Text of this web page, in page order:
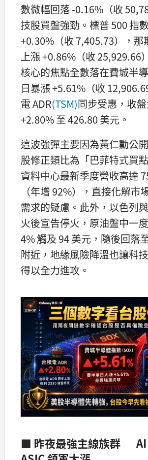
數微幅回落 -0.16%（收
技股買盤強勁。標普 500 指
+0.30%（收 7,405.73），那
上漲 +0.86%（收 25,929.66
核心的焦點全數落在費城半
日暴漲 +5.61%（收
電 ADR(TSM)同步受惠，收
+2.80% 至 426.80 美元。
這波強彈主要因為黃仁勳公
股修正類比為「巴菲特式買
資料中心最新季度營收高達
（年增 92%），直接化解市
需求的疑慮。此外，以色列
火後宣告停火，原油盤中一
4% 觸及 94 美元，隨後回落
附近，地緣風險降溫也讓科
得以全力進攻。
■ 昨夜最強主線族群 — AI